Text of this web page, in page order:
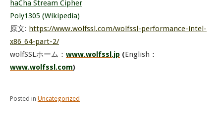
haCha Stream Cipher
Poly1305 (Wikipedia)
原文: https://www.wolfssl.com/wolfssl-performance-intel-
x86_64-part-2/
wolfSSLホーム： www.wolfssl.jp (English：
www.wolfssl.com)
Posted in Uncategorized